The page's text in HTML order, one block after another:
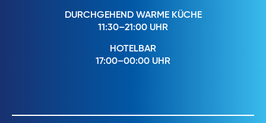
DURCHGEHEND WARME KÜCHE
11:30–21:00 UHR
HOTELBAR
17:00–00:00 UHR